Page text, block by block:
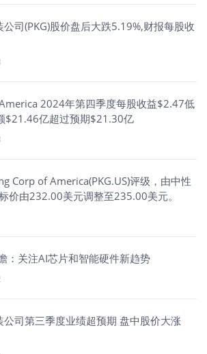
司(PKG)股价盘后大跌5.19%,财报每股收
2024年第四季度每股收益$2.47低
$21.46亿超过预期$21.30亿
Corp of America(PKG.US)评级，由中性
价由232.00美元调整至235.00美元。
：关注AI芯片和智能硬件新趋势
司第三季度业绩超预期 盘中股价大涨